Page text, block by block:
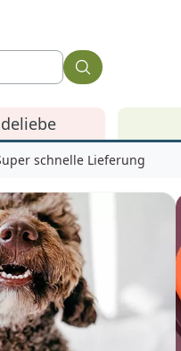
schnelle Lieferung